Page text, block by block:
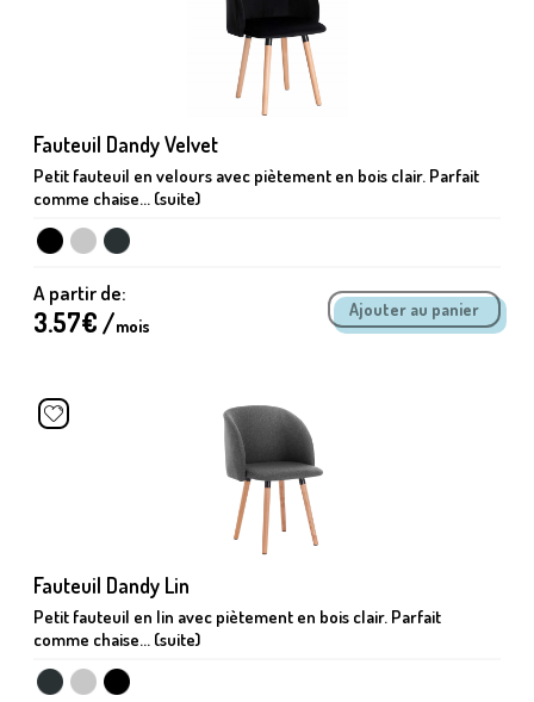
Fauteuil Dandy Velvet
Petit fauteuil en velours avec piètement en bois clair. Parfait
comme chaise... (suite)
A partir de:
3.57€ /mois
Fauteuil Dandy Lin
Petit fauteuil en lin avec piètement en bois clair. Parfait
comme chaise... (suite)